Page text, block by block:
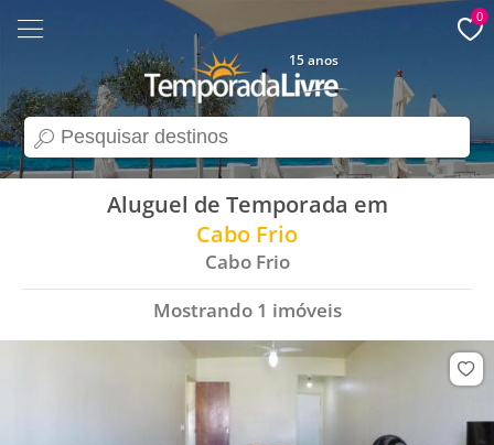
search
15 anos
0
Aluguel de Temporada em
Cabo Frio
Cabo Frio
Mostrando 1 imóveis